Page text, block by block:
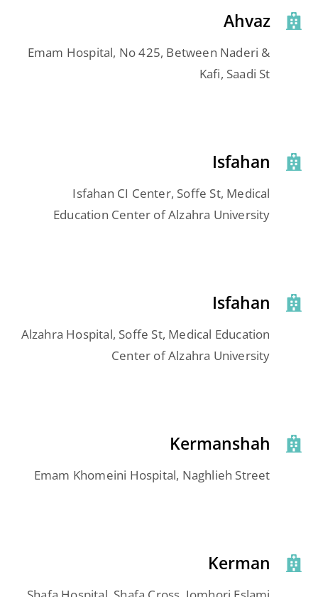
Ahvaz
Emam Hospital, No 425, Between Naderi &
Kafi, Saadi St
Isfahan
Isfahan CI Center, Soffe St, Medical
Education Center of Alzahra University
Isfahan
Alzahra Hospital, Soffe St, Medical Education
Center of Alzahra University
Kermanshah
Emam Khomeini Hospital, Naghlieh Street
Kerman